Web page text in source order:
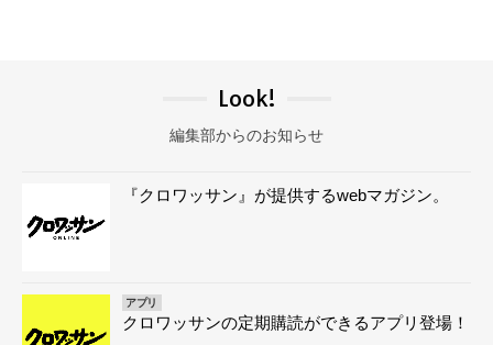
Look!
編集部からのお知らせ
『クロワッサン』が提供するwebマガジン。
アプリ
クロワッサンの定期購読ができるアプリ登場！